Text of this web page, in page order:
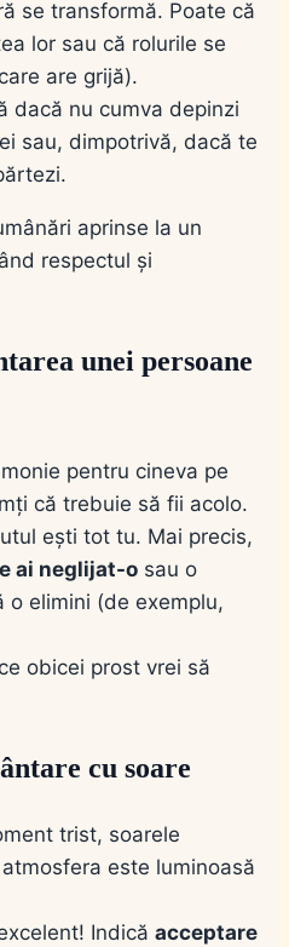
se transformă. Poate că
lor sau că rolurile se
are grijă).
dacă nu cumva depinzi
sau, dimpotrivă, dacă te
unei persoane
pentru cineva pe
că trebuie să fii acolo.
ești tot tu. Mai precis,
ai neglijat-o sau o
o elimini (de exemplu,
obicei prost vrei să
cu soare
trist, soarele
este luminoasă
Indică acceptare